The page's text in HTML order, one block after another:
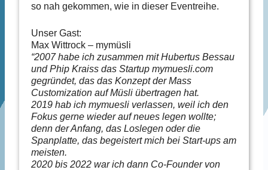
so nah gekommen, wie in dieser Eventreihe.
Unser Gast:
Max Wittrock – mymüsli
“2007 habe ich zusammen mit Hubertus Bessau
und Phip Kraiss das Startup mymuesli.com
gegründet, das das Konzept der Mass
Customization auf Müsli übertragen hat.
2019 hab ich mymuesli verlassen, weil ich den
Fokus gerne wieder auf neues legen wollte;
denn der Anfang, das Loslegen oder die
Spanplatte, das begeistert mich bei Start-ups am
meisten.
2020 bis 2022 war ich dann Co-Founder von